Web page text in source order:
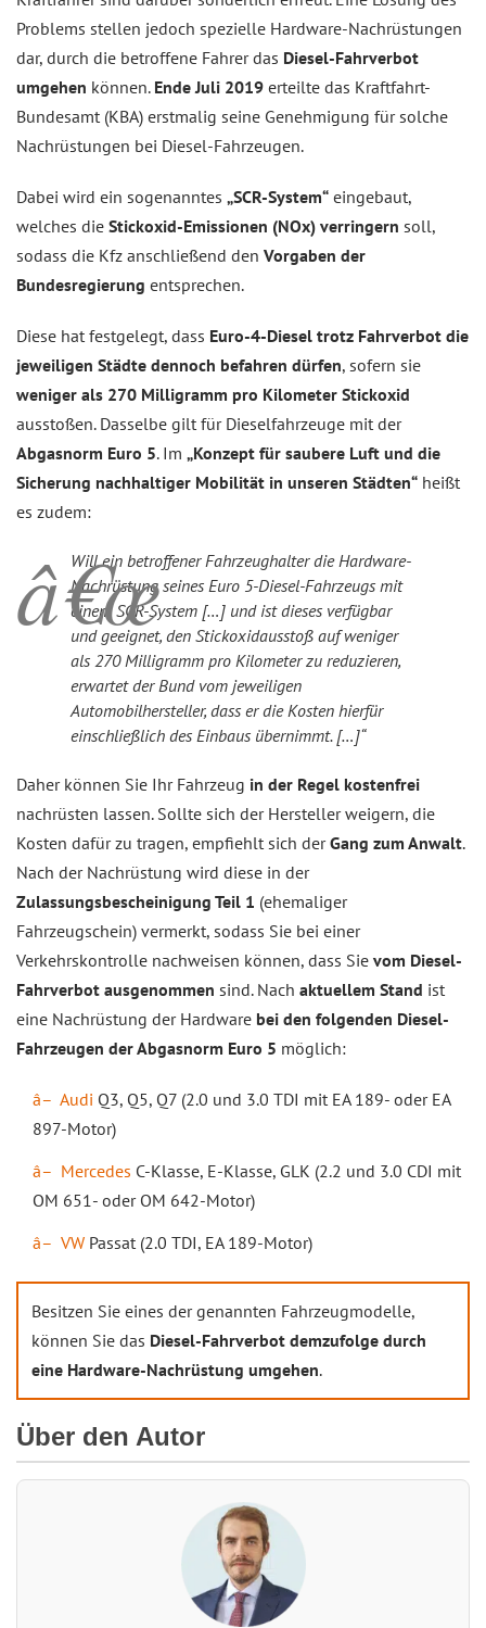
Problems stellen jedoch spezielle Hardware-Nachrüstungen
dar, durch die betroffene Fahrer das Diesel-Fahrverbot
umgehen können. Ende Juli 2019 erteilte das Kraftfahrt-
Bundesamt (KBA) erstmalig seine Genehmigung für solche
Nachrüstungen bei Diesel-Fahrzeugen.
Dabei wird ein sogenanntes „SCR-System“ eingebaut,
welches die Stickoxid-Emissionen (NOx) verringern soll,
sodass die Kfz anschließend den Vorgaben der
Bundesregierung entsprechen.
Diese hat festgelegt, dass Euro-4-Diesel trotz Fahrverbot die
jeweiligen Städte dennoch befahren dürfen, sofern sie
weniger als 270 Milligramm pro Kilometer Stickoxid
ausstoßen. Dasselbe gilt für Dieselfahrzeuge mit der
Abgasnorm Euro 5. Im „Konzept für saubere Luft und die
Sicherung nachhaltiger Mobilität in unseren Städten“ heißt
es zudem:
Will ein betroffener Fahrzeughalter die Hardware-
Nachrüstung seines Euro 5-Diesel-Fahrzeugs mit
einem SCR-System […] und ist dieses verfügbar
und geeignet, den Stickoxidausstoß auf weniger
als 270 Milligramm pro Kilometer zu reduzieren,
erwartet der Bund vom jeweiligen
Automobilhersteller, dass er die Kosten hierfür
einschließlich des Einbaus übernimmt. […]“
Daher können Sie Ihr Fahrzeug in der Regel kostenfrei
nachrüsten lassen. Sollte sich der Hersteller weigern, die
Kosten dafür zu tragen, empfiehlt sich derGang zum Anwalt.
Nach der Nachrüstung wird diese in der
Zulassungsbescheinigung Teil 1 (ehemaliger
Fahrzeugschein) vermerkt, sodass Sie bei einer
Verkehrskontrolle nachweisen können, dass Sie vom Diesel-
Fahrverbot ausgenommen sind. Nach aktuellem Stand ist
eine Nachrüstung der Hardware bei den folgenden Diesel-
Fahrzeugen der Abgasnorm Euro 5 möglich:
Audi Q3, Q5, Q7 (2.0 und 3.0 TDI mit EA 189- oder EA
897-Motor)
Mercedes C-Klasse, E-Klasse, GLK (2.2 und 3.0 CDI mit
OM 651- oder OM 642-Motor)
VW Passat (2.0 TDI, EA 189-Motor)
Besitzen Sie eines der genannten Fahrzeugmodelle,
können Sie das Diesel-Fahrverbot demzufolge durch
eine Hardware-Nachrüstung umgehen.
Über den Autor